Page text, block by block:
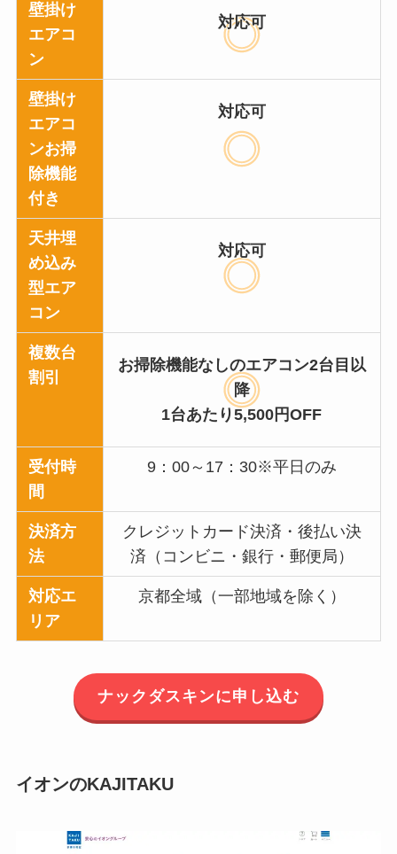
壁掛け
エアコ
ン
対応可
壁掛け
エアコ
ンお掃
除機能
付き
対応可
天井埋
め込み
型エア
コン
対応可
複数台
割引
お掃除機能なしのエアコン2台目以
降
1台あたり5,500円OFF
受付時
間
9：00～17：30※平日のみ
決済方
法
クレジットカード決済・後払い決
済（コンビニ・銀行・郵便局）
対応エ
リア
京都全域（一部地域を除く）
ナックダスキンに申し込む
イオンのKAJITAKU